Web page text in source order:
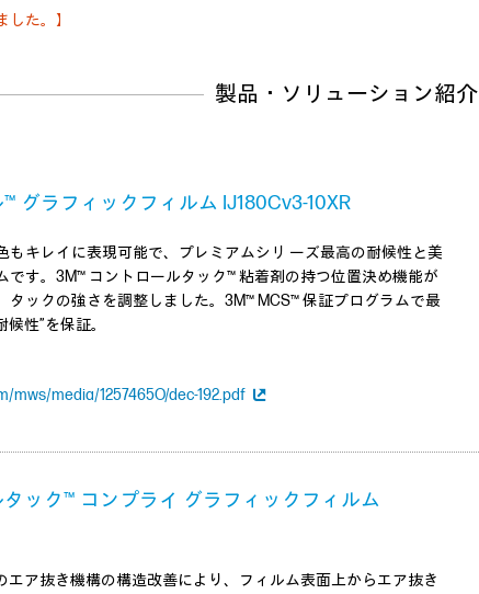
した。】
製品・ソリューション紹介
グラフィックフィルム IJ180Cv3-10XR
もキレイに表現可能で、プレミアムシリ ーズ最高の耐候性と美
です。3M™ コントロールタック™ 粘着剤の持つ位置決め機能が
タックの強さを調整しました。3M™ MCS™ 保証プログラムで最
性”を保証。
mws/media/1257465O/dec-192.pdf
ック™ コンプライ グラフィックフィルム
エア抜き機構の構造改善により、フィルム表面上からエア抜き